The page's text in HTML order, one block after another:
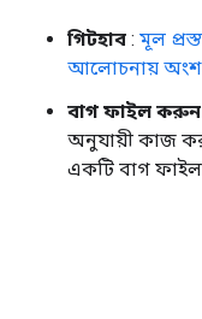
গিটহাব : মূল
আলোচনায়
বাগ ফাইল করুন
অনুযায়ী কাজ
একটি বাগ